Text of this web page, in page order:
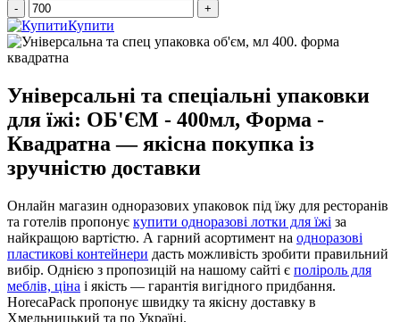
- +
Купити
Універсальні та спеціальні упаковки
для їжі: ОБ'ЄМ - 400мл, Форма -
Квадратна — якісна покупка із
зручністю доставки
Онлайн магазин одноразових упаковок під їжу для ресторанів
та готелів пропонує купити одноразові лотки для їжі за
найкращою вартістю. А гарний асортимент на одноразові
пластикові контейнери дасть можливість зробити правильний
вибір. Однією з пропозицій на нашому сайті є поліроль для
меблів, ціна і якість — гарантія вигідного придбання.
HorecaPack пропонує швидку та якісну доставку в
Хмельницький та по Україні.